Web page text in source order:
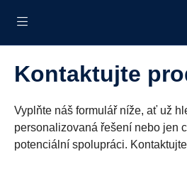
Kontaktujte
Vyplňte náš formulář níže, ať už
personalizovaná řešení nebo jen
potenciální spolupráci.